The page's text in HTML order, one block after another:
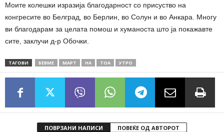
Моите колешки изразија благодарност со присуство на
конгресите во Белград, во Берлин, во Солун и во Анкара. Многу
ви благодарам за целата помош и хуманоста што ја покажавте
сите, заклучи д-р Обочки.
ТАГОВИ БЕВМЕ МАРТ НА ТОА УТРО
ПОВРЗАНИ НАПИСИ ПОВЕЌЕ ОД АВТОРОТ